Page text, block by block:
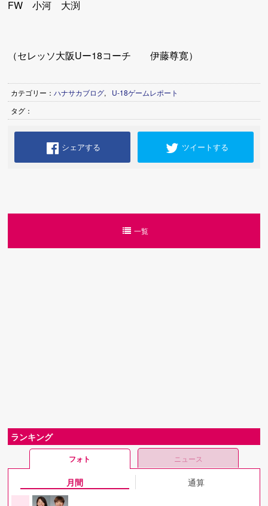
FW 小河 大渕
（セレッソ大阪Uー18コーチ 伊藤尊寛）
カテゴリー：ハナサカブログ,
U-18ゲームレポート
タグ：
シェアする ツイートする
一覧
ランキング
フォト ニュース
月間 通算